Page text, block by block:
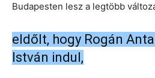
Budapesten lesz a legtöbb
eldőlt, hogy Rogán
István indul,